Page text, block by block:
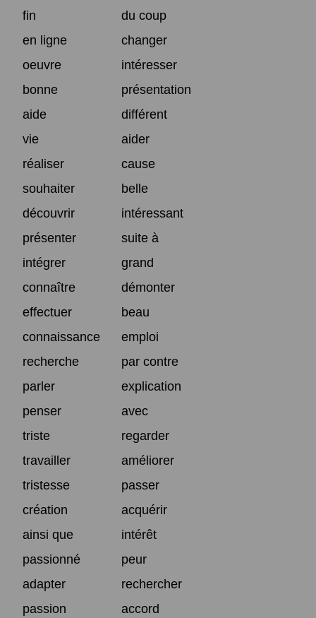
fin
du coup
en ligne
changer
oeuvre
intéresser
bonne
présentation
aide
différent
vie
aider
réaliser
cause
souhaiter
belle
découvrir
intéressant
présenter
suite à
intégrer
grand
connaître
démonter
effectuer
beau
connaissance
emploi
recherche
par contre
parler
explication
penser
avec
triste
regarder
travailler
améliorer
tristesse
passer
création
acquérir
ainsi que
intérêt
passionné
peur
adapter
rechercher
passion
accord